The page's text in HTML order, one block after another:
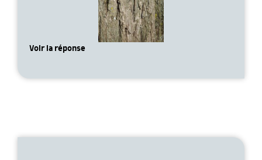
Voir la réponse